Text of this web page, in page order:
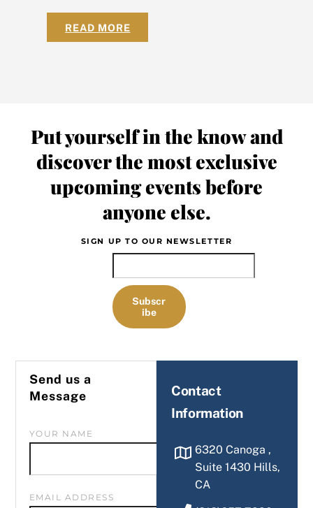
READ MORE
Put yourself in the know and
discover the most exclusive
upcoming events before
anyone else.
SIGN UP TO OUR NEWSLETTER
Subscr
ibe
Send us a
Message
YOUR NAME
EMAIL ADDRESS
Contact
Information
6320 Canoga ,
Suite 1430 Hills,
CA